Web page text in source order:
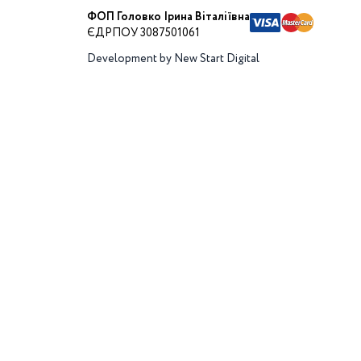
ФОП Головко Ірина Віталіївна
ЄДРПОУ 3087501061
Development by New Start Digital